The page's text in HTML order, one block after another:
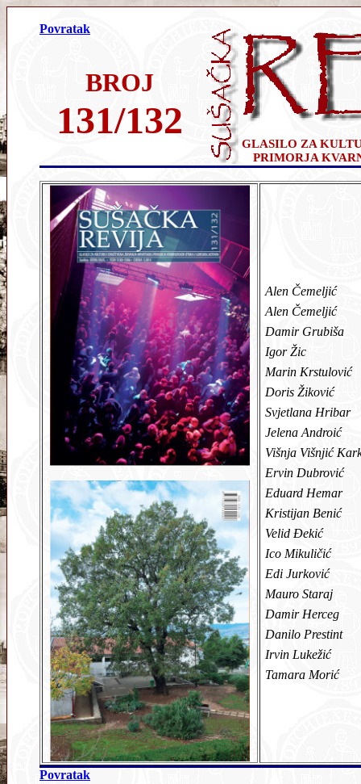
Povratak
GLASILO ZA
PRIMORJA
BROJ
131/132
Alen Čemeljić
Alen Čemeljić
Damir Grubiša
Igor Žic
Marin Krstulović
Doris Žiković
Svjetlana Hribar
Jelena Androić
Višnja Višnjić
Ervin Dubrović
Eduard Hemar
Kristijan Benić
Velid Đekić
Ico Mikuličić
Edi Jurković
Mauro Staraj
Damir Herceg
Danilo Prestint
Irvin Lukežić
Tamara Morić
Povratak